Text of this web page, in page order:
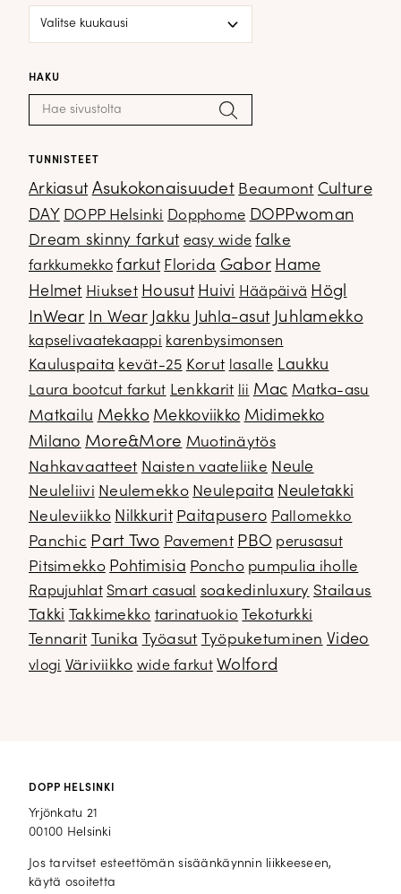
HAKU
Haku: Hae
TUNNISTEET
Arkiasut Asukokonaisuudet Beaumont Culture
DAY DOPP Helsinki Dopphome DOPPwoman
Dream skinny farkut easy wide falke
farkkumekko farkut Florida Gabor Hame
Helmet Hiukset Housut Huivi Hääpäivä Högl
InWear In Wear Jakku Juhla-asut Juhlamekko
kapselivaatekaappi karenbysimonsen
Kauluspaita kevät-25 Korut lasalle Laukku
Laura bootcut farkut Lenkkarit lii Mac Matka-asu
Matkailu Mekko Mekkoviikko Midimekko
Milano More&More Muotinäytös
Nahkavaatteet Naisten vaateliike Neule
Neuleliivi Neulemekko Neulepaita Neuletakki
Neuleviikko Nilkkurit Paitapusero Pallomekko
Panchic Part Two Pavement PBO perusasut
Pitsimekko Pohtimisia Poncho pumpulia iholle
Rapujuhlat Smart casual soakedinluxury Stailaus
Takki
Takkimekko tarinatuokio
Tekoturkki
Tennarit
Tunika Työasut Työpuketuminen Video
vlogi Väriviikko wide farkut Wolford
DOPP HELSINKI
Yrjönkatu 21
00100 Helsinki
Jos tarvitset esteettömän sisäänkäynnin liikkeeseen,
käytä osoitetta